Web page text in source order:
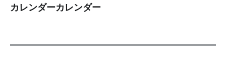
カレンダーカレンダー